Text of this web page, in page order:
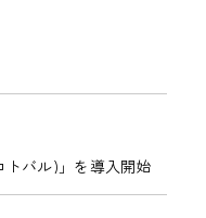
トバル)」を導入開始